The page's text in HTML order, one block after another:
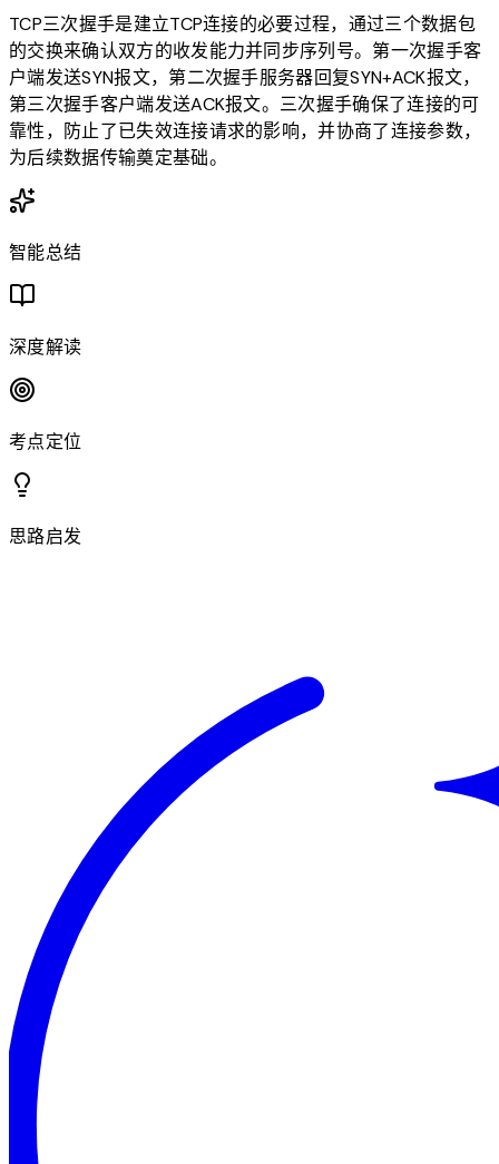
TCP三次握手是建立TCP连接的必要过程，通过三个数据包
的交换来确认双方的收发能力并同步序列号。第一次握手客
户端发送SYN报文，第二次握手服务器回复SYN+ACK报文，
第三次握手客户端发送ACK报文。三次握手确保了连接的可
靠性，防止了已失效连接请求的影响，并协商了连接参数，
为后续数据传输奠定基础。
智能总结
深度解读
考点定位
思路启发